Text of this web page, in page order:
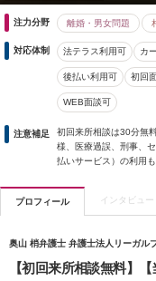
注力分野 離婚・男女問題
対応体制 法テラス利用可 カ
後払い利用可 初回
WEB面談可
注意補足
初回来所相談は30分無
様、医療過誤、刑事、
払いサービス）の利用も
プロフィール インタビュー
奥山 梢弁護士 弁護士法人リーガル
【初回来所相談無料】